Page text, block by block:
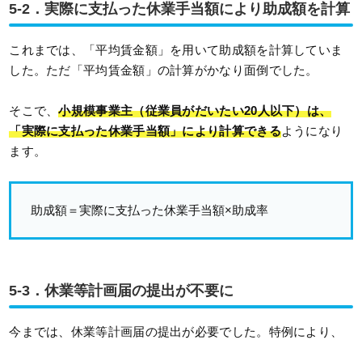
5-2．実際に支払った休業手当額により助成額を計算
これまでは、「平均賃金額」を用いて助成額を計算していま
した。ただ「平均賃金額」の計算がかなり面倒でした。
そこで、小規模事業主（従業員がだいたい20人以下）は、
「実際に支払った休業手当額」により計算できるようになり
ます。
助成額＝実際に支払った休業手当額×助成率
5-3．休業等計画届の提出が不要に
今までは、休業等計画届の提出が必要でした。特例により、